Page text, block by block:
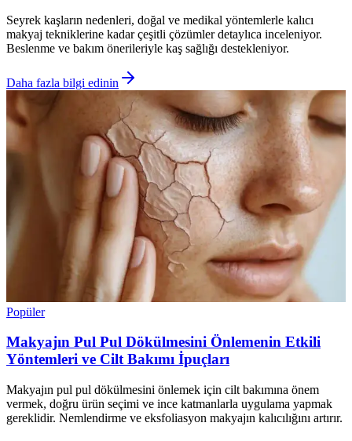
Seyrek kaşların nedenleri, doğal ve medikal yöntemlerle kalıcı
makyaj tekniklerine kadar çeşitli çözümler detaylıca inceleniyor.
Beslenme ve bakım önerileriyle kaş sağlığı destekleniyor.
Daha fazla bilgi edinin
Popüler
Makyajın Pul Pul Dökülmesini Önlemenin Etkili
Yöntemleri ve Cilt Bakımı İpuçları
Makyajın pul pul dökülmesini önlemek için cilt bakımına önem
vermek, doğru ürün seçimi ve ince katmanlarla uygulama yapmak
gereklidir. Nemlendirme ve eksfoliasyon makyajın kalıcılığını artırır.